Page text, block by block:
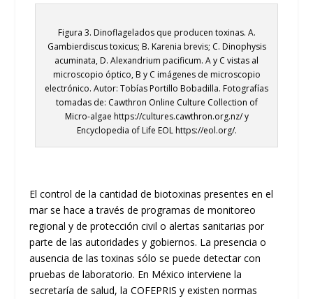
Figura 3. Dinoflagelados que producen toxinas. A.
Gambierdiscus toxicus; B. Karenia brevis; C. Dinophysis
acuminata, D. Alexandrium pacificum. A y C vistas al
microscopio óptico, B y C imágenes de microscopio
electrónico. Autor: Tobías Portillo Bobadilla. Fotografías
tomadas de: Cawthron Online Culture Collection of
Micro-algae https://cultures.cawthron.org.nz/ y
Encyclopedia of Life EOL https://eol.org/.
El control de la cantidad de biotoxinas presentes en el
mar se hace a través de programas de monitoreo
regional y de protección civil o alertas sanitarias por
parte de las autoridades y gobiernos. La presencia o
ausencia de las toxinas sólo se puede detectar con
pruebas de laboratorio. En México interviene la
secretaría de salud, la COFEPRIS y existen normas